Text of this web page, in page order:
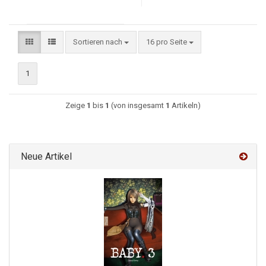
Sortieren nach 16 pro Seite
1
Zeige 1 bis 1 (von insgesamt 1 Artikeln)
Neue Artikel